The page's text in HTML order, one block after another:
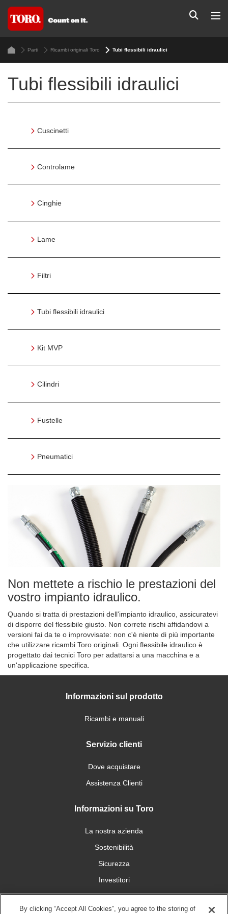
Parti Ricambi originali Toro Tubi flessibili idraulici
Tubi flessibili idraulici
Cuscinetti
Controlame
Cinghie
Lame
Filtri
Tubi flessibili idraulici
Kit MVP
Cilindri
Fustelle
Pneumatici
Non mettete a rischio le prestazioni del
vostro impianto idraulico.
Quando si tratta di prestazioni dell'impianto idraulico, assicuratevi
di disporre del flessibile giusto. Non correte rischi affidandovi a
versioni fai da te o improvvisate: non c'è niente di più importante
che utilizzare ricambi Toro originali. Ogni flessibile idraulico è
progettato dai tecnici Toro per adattarsi a una macchina e a
un'applicazione specifica.
Informazioni sul prodotto
Ricambi e manuali
Servizio clienti
Dove acquistare
Assistenza Clienti
Informazioni su Toro
La nostra azienda
Sostenibilità
Sicurezza
Investitori
Carriera
By clicking “Accept All Cookies”, you agree to the storing of